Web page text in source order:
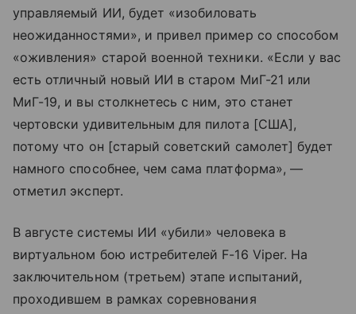
управляемый ИИ, будет «изобиловать
неожиданностями», и привел пример со способом
«оживления» старой военной техники. «Если у вас
есть отличный новый ИИ в старом МиГ-21 или
МиГ-19, и вы столкнетесь с ним, это станет
чертовски удивительным для пилота [США],
потому что он [старый советский самолет] будет
намного способнее, чем сама платформа», —
отметил эксперт.
В августе системы ИИ «убили» человека в
виртуальном бою истребителей F-16 Viper. На
заключительном (третьем) этапе испытаний,
проходившем в рамках соревнования